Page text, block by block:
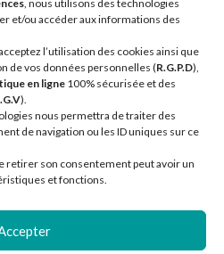
, nous utilisons des technologies
et/ou accéder aux informations des
l’utilisation des cookies ainsi que
de vos données personnelles (R.G.P.D),
en ligne 100% sécurisée et des
).
nous permettra de traiter des
de navigation ou les ID uniques sur ce
retirer son consentement peut avoir un
et fonctions.